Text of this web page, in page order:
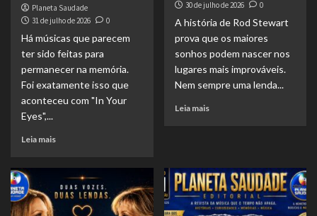
Planeta Saudade
31 de julho de 2026
0
Há músicas que parecem
ter sido feitas para
permanecer na memória.
Foi exatamente isso que
aconteceu com "In Your
Eyes",...
Leia mais
30 de julho de 2026
0
A história de Rod Stewart
prova que os maiores
sonhos podem nascer nos
lugares mais improváveis.
Nem sempre uma lenda...
Leia mais